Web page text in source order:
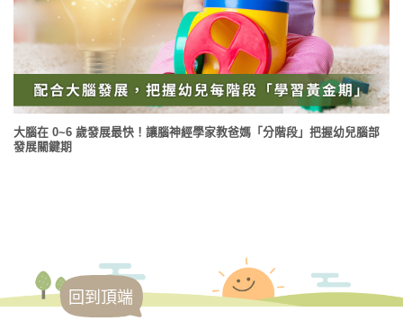
大腦在 0~6 歲發展最快！讓腦神經學家教爸媽「分階段」把握幼兒腦部
發展關鍵期
回到頂端